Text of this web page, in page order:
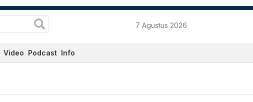
7 Agustus 2026
Video Podcast Info